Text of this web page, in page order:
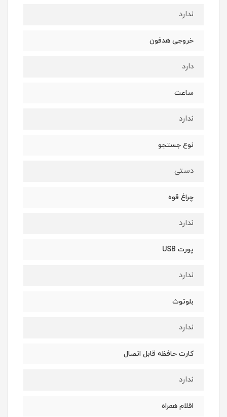
ندارد
خروجی هدفون
دارد
ساعت
ندارد
نوع جستجو
دستی
چراغ قوه
ندارد
پورت USB
ندارد
بلوتوث
ندارد
کارت حافظه قابل اتصال
ندارد
اقلام همراه